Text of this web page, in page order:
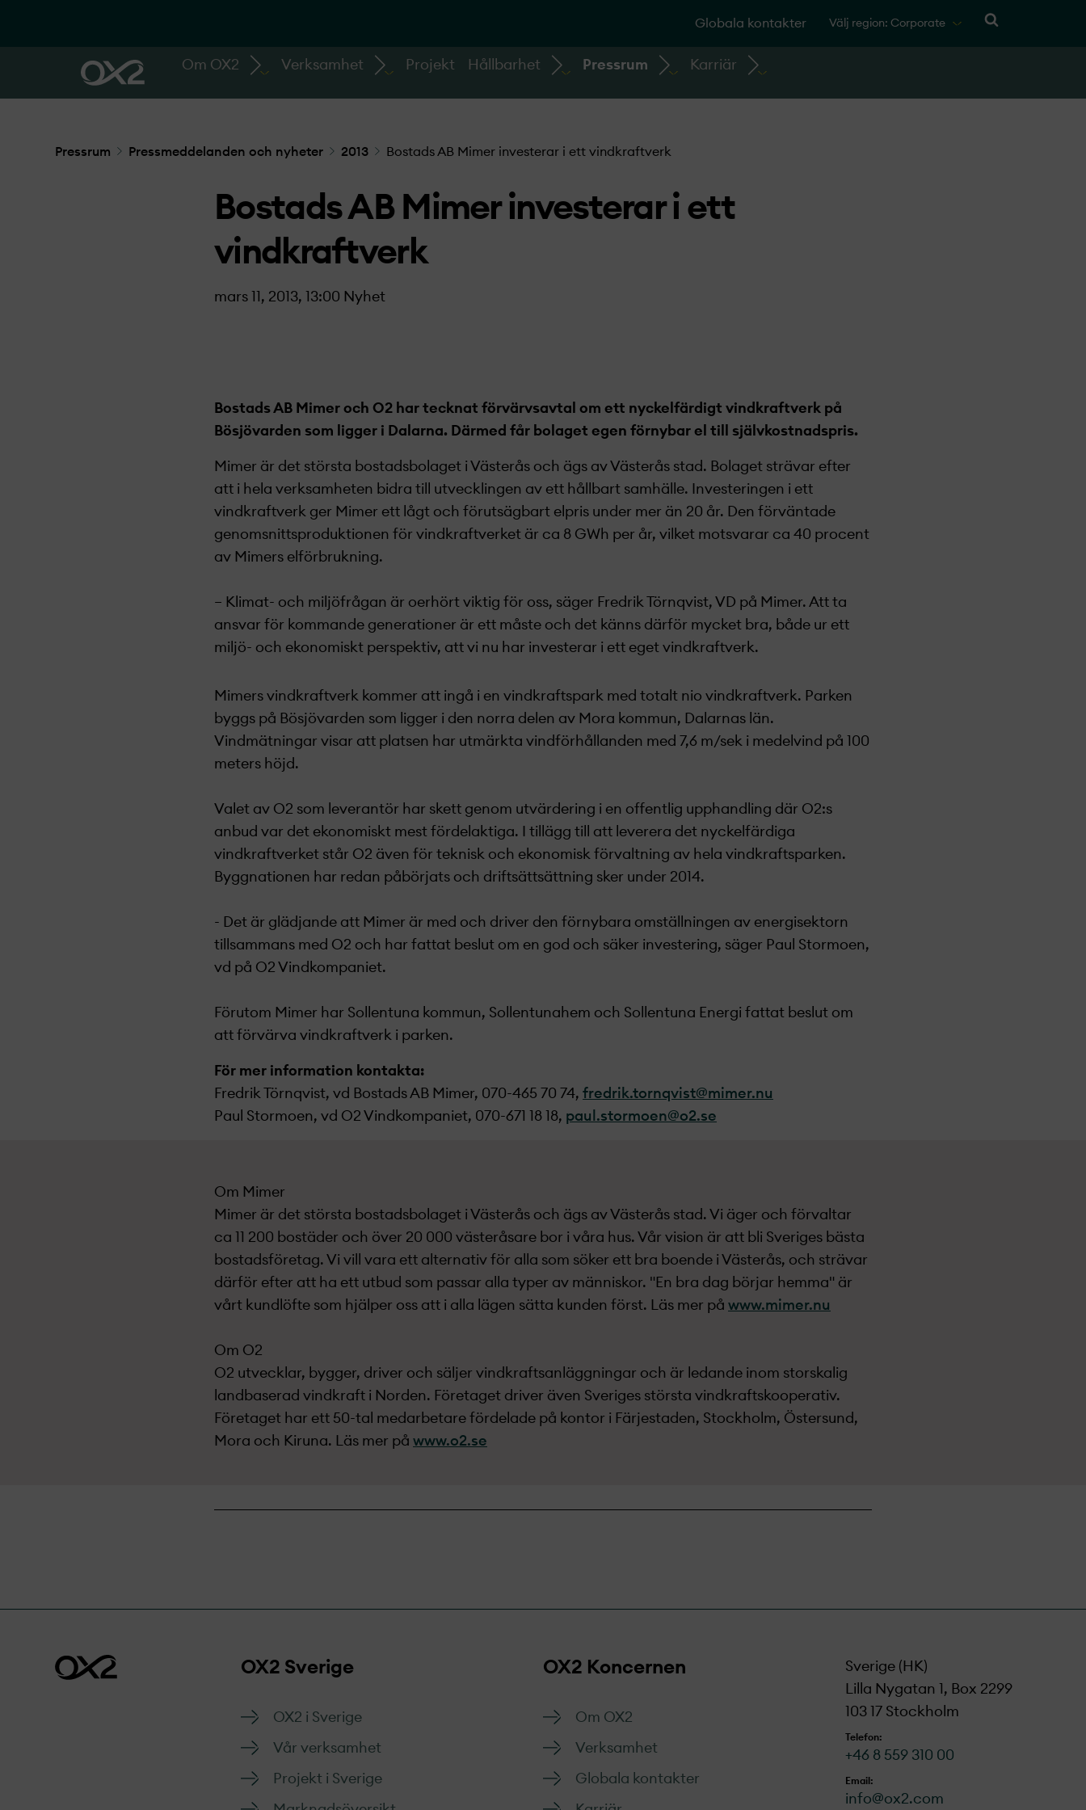
Globala kontakter Välj region: Corporate
Om OX2 Verksamhet Projekt Hållbarhet Pressrum Karriär
Pressrum Pressmeddelanden och nyheter 2013 Bostads AB Mimer investerar i ett vindkraftverk
Bostads AB Mimer investerar i ett
vindkraftverk
mars 11, 2013, 13:00 Nyhet
Bostads AB Mimer och O2 har tecknat förvärvsavtal om ett nyckelfärdigt vindkraftverk på
Bösjövarden som ligger i Dalarna. Därmed får bolaget egen förnybar el till självkostnadspris.
Mimer är det största bostadsbolaget i Västerås och ägs av Västerås stad. Bolaget strävar efter
att i hela verksamheten bidra till utvecklingen av ett hållbart samhälle. Investeringen i ett
vindkraftverk ger Mimer ett lågt och förutsägbart elpris under mer än 20 år. Den förväntade
genomsnittsproduktionen för vindkraftverket är ca 8 GWh per år, vilket motsvarar ca 40 procent
av Mimers elförbrukning.
– Klimat- och miljöfrågan är oerhört viktig för oss, säger Fredrik Törnqvist, VD på Mimer. Att ta
ansvar för kommande generationer är ett måste och det känns därför mycket bra, både ur ett
miljö- och ekonomiskt perspektiv, att vi nu har investerar i ett eget vindkraftverk.
Mimers vindkraftverk kommer att ingå i en vindkraftspark med totalt nio vindkraftverk. Parken
byggs på Bösjövarden som ligger i den norra delen av Mora kommun, Dalarnas län.
Vindmätningar visar att platsen har utmärkta vindförhållanden med 7,6 m/sek i medelvind på 100
meters höjd.
Valet av O2 som leverantör har skett genom utvärdering i en offentlig upphandling där O2:s
anbud var det ekonomiskt mest fördelaktiga. I tillägg till att leverera det nyckelfärdiga
vindkraftverket står O2 även för teknisk och ekonomisk förvaltning av hela vindkraftsparken.
Byggnationen har redan påbörjats och driftsättsättning sker under 2014.
- Det är glädjande att Mimer är med och driver den förnybara omställningen av energisektorn
tillsammans med O2 och har fattat beslut om en god och säker investering, säger Paul Stormoen,
vd på O2 Vindkompaniet.
Förutom Mimer har Sollentuna kommun, Sollentunahem och Sollentuna Energi fattat beslut om
att förvärva vindkraftverk i parken.
För mer information kontakta:
Fredrik Törnqvist, vd Bostads AB Mimer, 070-465 70 74, fredrik.tornqvist@mimer.nu
Paul Stormoen, vd O2 Vindkompaniet, 070-671 18 18, paul.stormoen@o2.se
Om Mimer
Mimer är det största bostadsbolaget i Västerås och ägs av Västerås stad. Vi äger och förvaltar
ca 11 200 bostäder och över 20 000 västeråsare bor i våra hus. Vår vision är att bli Sveriges bästa
bostadsföretag. Vi vill vara ett alternativ för alla som söker ett bra boende i Västerås, och strävar
därför efter att ha ett utbud som passar alla typer av människor. "En bra dag börjar hemma" är
vårt kundlöfte som hjälper oss att i alla lägen sätta kunden först. Läs mer på www.mimer.nu
Om O2
O2 utvecklar, bygger, driver och säljer vindkraftsanläggningar och är ledande inom storskalig
landbaserad vindkraft i Norden. Företaget driver även Sveriges största vindkraftskooperativ.
Företaget har ett 50-tal medarbetare fördelade på kontor i Färjestaden, Stockholm, Östersund,
Mora och Kiruna. Läs mer på www.o2.se
OX2 Sverige
OX2 i Sverige
Vår verksamhet
Projekt­ i Sverige
OX2 Koncernen
Om OX2
Verksamhet
Globala kontakter
Sverige (HK)
Lilla Nygatan 1, Box 2299
103 17 Stockholm
Telefon:
+46 8 559 310 00
Email:
info@ox2.com